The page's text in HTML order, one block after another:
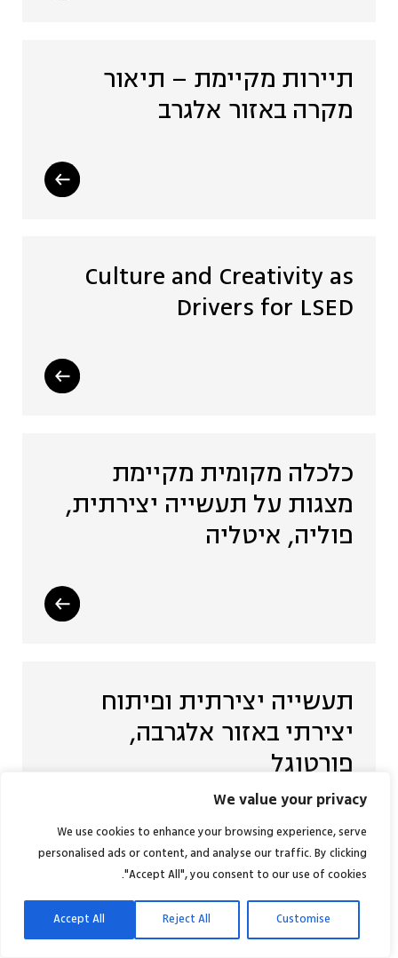
We value your privacy
We use cookies to enhance your browsing experience, serve
personalised ads or content, and analyse our traffic. By clicking
"Accept All", you consent to our use of cookies.
Customise
Reject All
Accept All
תיירות מקיימת – תיאור
מקרה באזור אלגרב
Culture and Creativity as
Drivers for LSED
כלכלה מקומית מקיימת
מצגות על תעשייה יצירתית,
פוליה, איטליה
תעשייה יצירתית ופיתוח
יצירתי באזור אלגרבה,
פורטוגל
The Role of Civil Society in